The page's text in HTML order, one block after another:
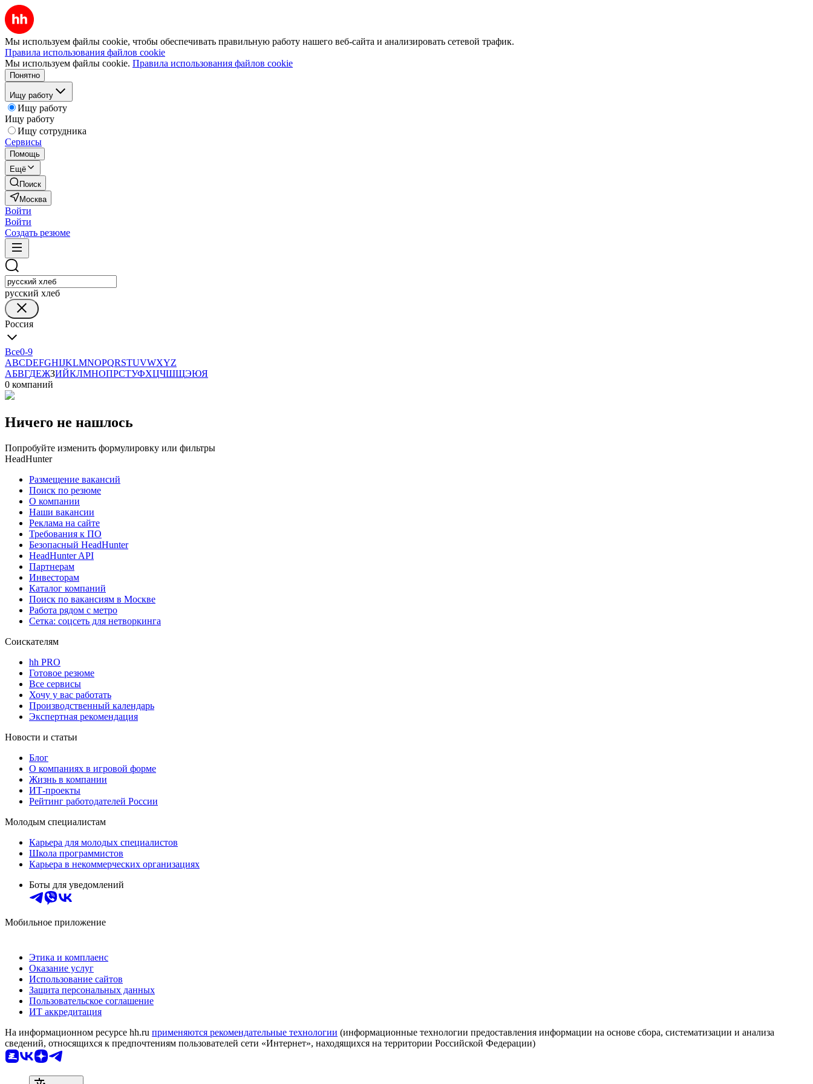
Мы используем файлы cookie, чтобы обеспечивать правильную работу нашего веб-сайта и анализировать сетевой трафик.
Правила использования файлов cookie
Мы используем файлы cookie. Правила использования файлов cookie
Понятно
Ищу работу
Ищу работу
Ищу работу
Ищу сотрудника
Сервисы
Помощь
Ещё
Поиск
Москва
Войти
Войти
Создать резюме
русский хлеб
Россия
Все0-9
ABCDEFGHIJKLMNOPQRSTUVWXYZ
АБВГДЕЖЗИЙКЛМНОПРСТУФХЦЧШЩЭЮЯ
0 компаний
Ничего не нашлось
Попробуйте изменить формулировку или фильтры
HeadHunter
Размещение вакансий
Поиск по резюме
О компании
Наши вакансии
Реклама на сайте
Требования к ПО
Безопасный HeadHunter
HeadHunter API
Партнерам
Инвесторам
Каталог компаний
Поиск по вакансиям в Москве
Работа рядом с метро
Сетка: соцсеть для нетворкинга
Соискателям
hh PRO
Готовое резюме
Все сервисы
Хочу у вас работать
Производственный календарь
Экспертная рекомендация
Новости и статьи
Блог
О компаниях в игровой форме
Жизнь в компании
ИТ-проекты
Рейтинг работодателей России
Молодым специалистам
Карьера для молодых специалистов
Школа программистов
Карьера в некоммерческих организациях
Боты для уведомлений
Мобильное приложение
Этика и комплаенс
Оказание услуг
Использование сайтов
Защита персональных данных
Пользовательское соглашение
ИТ аккредитация
На информационном ресурсе hh.ru применяются рекомендательные технологии (информационные технологии предоставления информации на основе сбора, систематизации и анализа
сведений, относящихся к предпочтениям пользователей сети «Интернет», находящихся на территории Российской Федерации)